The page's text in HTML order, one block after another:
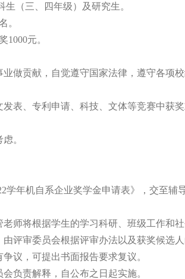
（三、四年级）及研究生。
。
1000元。
业做贡献，自觉遵守国家法律，遵守各项校
表、专利申请、科技、文体等竞赛中获
。
学年机自系企业奖学金申请表》，交至
师将根据学生的学习科研、班级工作和
评审委员会根据评审办法以及获奖候选
议，可提出书面报告要求复议。
负责解释，自公布之日起实施。